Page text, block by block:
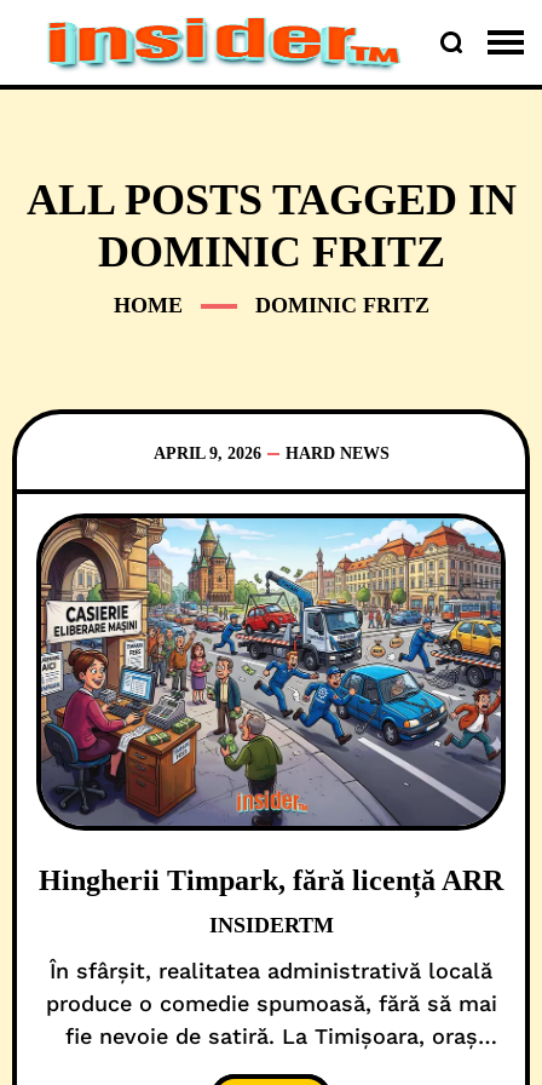
ALL POSTS TAGGED IN
DOMINIC FRITZ
HOME DOMINIC FRITZ
APRIL 9, 2026 HARD NEWS
Hingherii Timpark, fără licență ARR
INSIDERTM
În sfârșit, realitatea administrativă locală
produce o comedie spumoasă, fără să mai
fie nevoie de satiră. La Timișoara, oraș
european și smart, cu aplicații și nervi tari